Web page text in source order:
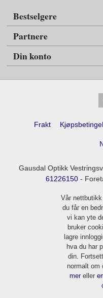
Bestselgere
Partnere
Din konto
Frakt
Gausdal Optikk
61226150-
Vår
du får en
vi kan yte
bruker
lagre
hva du har
din.
normalt om
mer eller